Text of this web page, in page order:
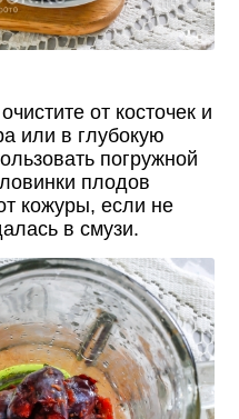
от косточек и
или в глубокую
погружной
плодов
кожуры, если не
в смузи.